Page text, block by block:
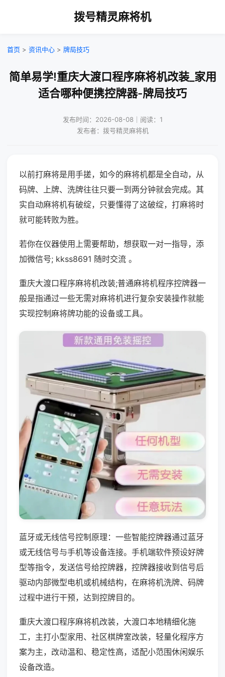
拨号精灵麻将机
首页 > 资讯中心 > 牌局技巧
简单易学!重庆大渡口程序麻将机改装_家用
适合哪种便携控牌器-牌局技巧
发布时间：2026-08-08｜阅读：1
发布者：拨号精灵麻将机
以前打麻将是用手搓，如今的麻将机都是全自动，从
码牌、上牌、洗牌往往只要一到两分钟就会完成。其
实自动麻将机有破绽，只要懂得了这破绽，打麻将时
就可能转败为胜。
若你在仪器使用上需要帮助，想获取一对一指导，添
加微信号; kkss8691 随时交流 。
重庆大渡口程序麻将机改装;普通麻将机程序控牌器一
般是指通过一些无需对麻将机进行复杂安装操作就能
实现控制麻将牌功能的设备或工具。
蓝牙或无线信号控制原理：一些智能控牌器通过蓝牙
或无线信号与手机等设备连接。手机端软件预设好牌
型等指令，发送信号给控牌器，控牌器接收到信号后
驱动内部微型电机或机械结构，在麻将机洗牌、码牌
过程中进行干预，达到控牌目的。
重庆大渡口程序麻将机改装，大渡口本地精细化施
工，主打小型家用、社区棋牌室改装，轻量化程序方
案为主，改动温和、稳定性高，适配小范围休闲娱乐
设备改造。